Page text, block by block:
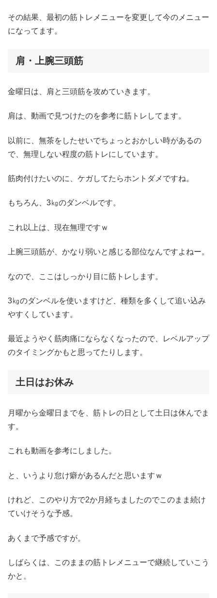
その結果、最初の筋トレメニューを変更して今のメニュー
になってます。
肩・上腕三頭筋
金曜日は、肩と三頭筋を攻めていきます。
肩は、動画で見つけたのを参考に筋トレしてます。
以前に、無茶をしたせいでちょっとおかしい時があるの
で、無理しない程度の筋トレにしています。
筋肉付けたいのに、ケガしてたらホントダメですね。
もちろん、3㎏のダンベルです。
これ以上は、現在無理ですｗ
上腕三頭筋が、かなり弱いと感じる部位なんですよねー。
なので、ここはしっかり目に筋トレします。
3㎏のダンベルを使いますけど、種類を多くして追い込み
やすくしています。
最近ようやく筋肉痛にならなくなったので、レベルアップ
のタイミングかもと思ってたりします。
土日はお休み
月曜から金曜日までを、筋トレの日として土日は休んでま
す。
これも動画を参考にしました。
と、いうより怠け癖があるんだと思いますｗ
けれど、このやり方で2か月経ちましたのでこのまま続け
ていけそうな予感。
あくまで予感ですが。
しばらくは、このままの筋トレメニューで継続していこう
かと。